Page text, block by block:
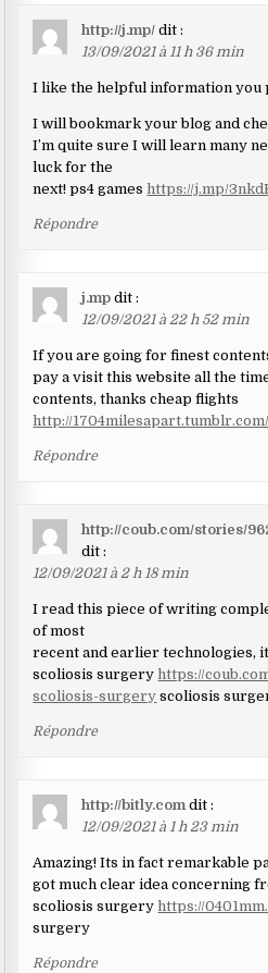
http://j.mp/ dit :
13/09/2021 à 11 h 36 min
I like the helpful information you
I will bookmark your blog and
I’m quite sure I will learn many
luck for the
next! ps4 games https://j.mp/
Répondre
j.mp dit :
12/09/2021 à 22 h 52 min
If you are going for finest
pay a visit this website all the
contents, thanks cheap flights
http://1704milesapart.tumblr.com/
Répondre
http://coub.com/stories/
dit :
12/09/2021 à 2 h 18 min
I read this piece of writing
of most
recent and earlier technologies,
scoliosis surgery https://
scoliosis-surgery scoliosis
Répondre
http://bitly.com dit :
12/09/2021 à 1 h 23 min
Amazing! Its in fact remarkable
got much clear idea concerning
scoliosis surgeryhttps://
surgery
Répondre